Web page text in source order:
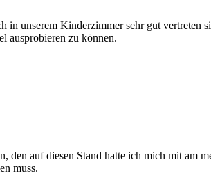
in unserem Kinderzimmer sehr gut vertreten
ausprobieren zu können.
den auf diesen Stand hatte ich mich mit am
muss.